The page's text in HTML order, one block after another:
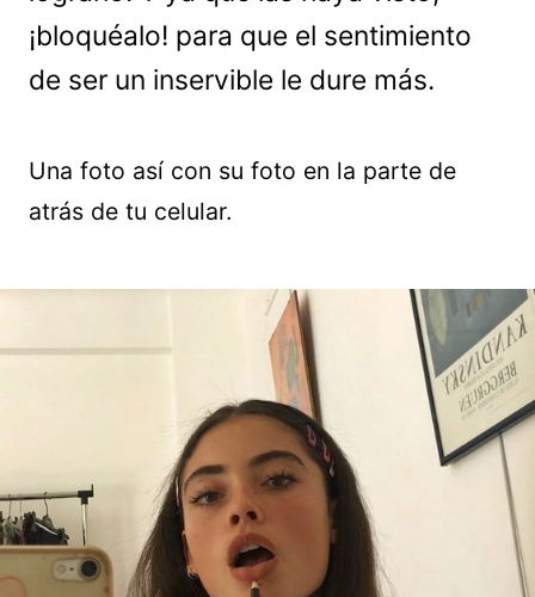
¡bloquéalo! para que el sentimiento
de ser un inservible le dure más.
Una foto así con su foto en la parte de
atrás de tu celular.